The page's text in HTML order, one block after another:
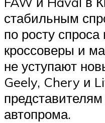
стабильным
по росту
кроссоверы и
не уступают
Geely, Chery и
представителям
автопрома.